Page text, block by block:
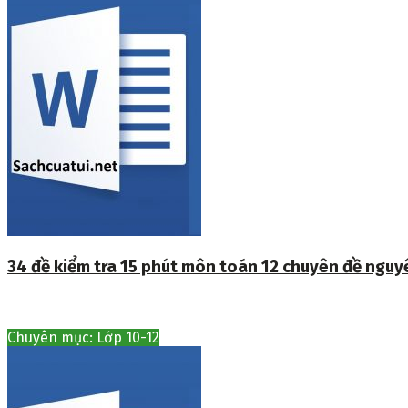
34 đề kiểm tra 15 phút môn toán 12 chuyên đề
Chuyên mục: Lớp 10-12